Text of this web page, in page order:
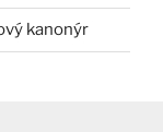
kanonýr